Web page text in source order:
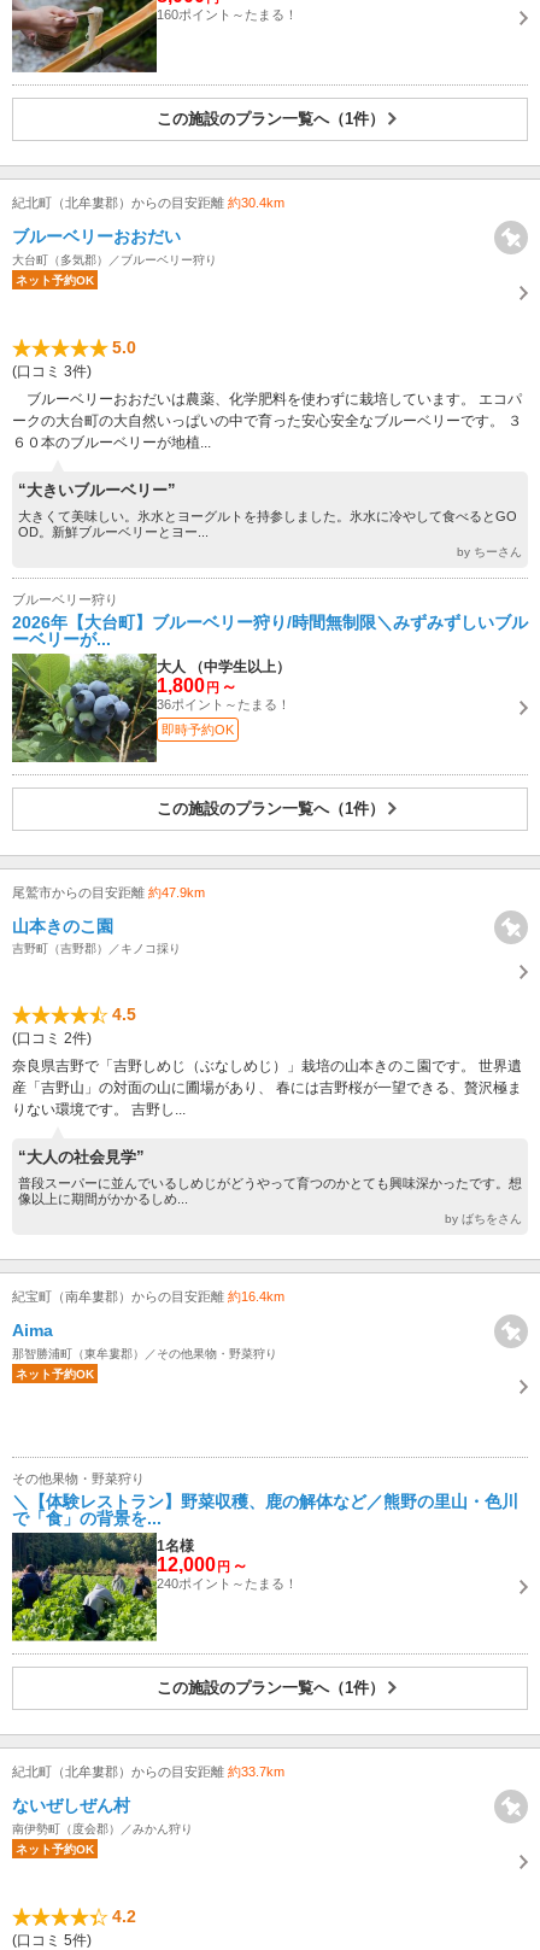
160ポイント～たまる！
この施設のプラン一覧へ（1件）
紀北町（北牟婁郡）からの目安距離 約30.4km
ブルーベリーおおだい
大台町（多気郡）／ブルーベリー狩り
ネット予約OK
5.0
(口コミ 3件)
ブルーベリーおおだいは農薬、化学肥料を使わずに栽培しています。 エコパ
ークの大台町の大自然いっぱいの中で育った安心安全なブルーベリーです。 ３
６０本のブルーベリーが地植...
“大きいブルーベリー”
大きくて美味しい。氷水とヨーグルトを持参しました。氷水に冷やして食べるとGO
OD。新鮮ブルーベリーとヨー...
by ちーさん
ブルーベリー狩り
2026年【大台町】ブルーベリー狩り/時間無制限＼みずみずしいブル
ーベリーが...
大人 （中学生以上）
1,800 円 ～
36ポイント～たまる！
即時予約OK
この施設のプラン一覧へ（1件）
尾鷲市からの目安距離 約47.9km
山本きのこ園
吉野町（吉野郡）／キノコ採り
4.5
(口コミ 2件)
奈良県吉野で「吉野しめじ（ぶなしめじ）」栽培の山本きのこ園です。 世界遺
産「吉野山」の対面の山に圃場があり、 春には吉野桜が一望できる、贅沢極ま
りない環境です。 吉野し...
“大人の社会見学”
普段スーパーに並んでいるしめじがどうやって育つのかとても興味深かったです。想
像以上に期間がかかるしめ...
by ばちをさん
紀宝町（南牟婁郡）からの目安距離 約16.4km
Aima
那智勝浦町（東牟婁郡）／その他果物・野菜狩り
ネット予約OK
その他果物・野菜狩り
＼【体験レストラン】野菜収穫、鹿の解体など／熊野の里山・色川
で「食」の背景を...
1名様
12,000 円 ～
240ポイント～たまる！
この施設のプラン一覧へ（1件）
紀北町（北牟婁郡）からの目安距離 約33.7km
ないぜしぜん村
南伊勢町（度会郡）／みかん狩り
ネット予約OK
4.2
(口コミ 5件)